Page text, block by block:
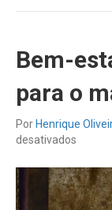
Bem-
para o
Por Henrique
desativados
estar
animal:
9